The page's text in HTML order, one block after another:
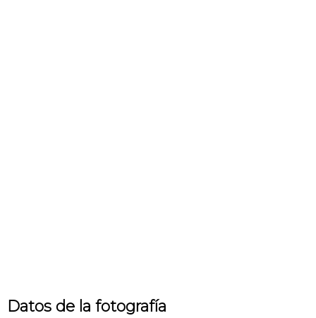
Datos de la fotografía